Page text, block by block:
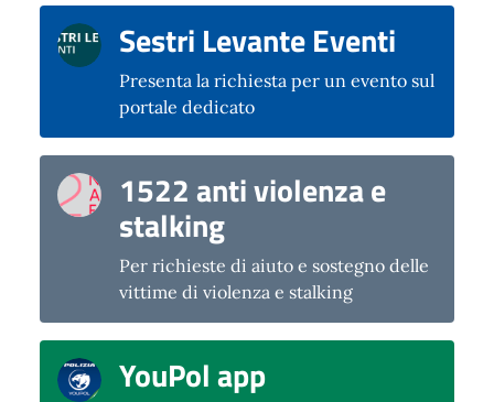
Sestri Levante Eventi
Presenta la richiesta per un evento sul
portale dedicato
1522 anti violenza e
stalking
Per richieste di aiuto e sostegno delle
vittime di violenza e stalking
YouPol app